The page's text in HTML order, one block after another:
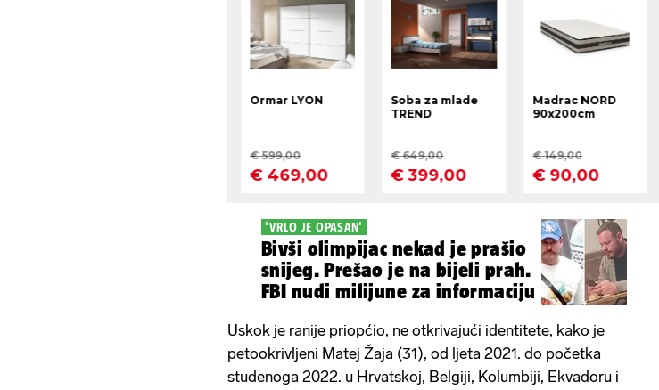
'VRLO JE OPASAN'
Bivši olimpijac nekad je prašio
snijeg. Prešao je na bijeli prah.
FBI nudi milijune za informaciju
Uskok je ranije priopćio, ne otkrivajući identitete, kako je
petookrivljeni Matej Žaja (31), od ljeta 2021. do početka
studenoga 2022. u Hrvatskoj, Belgiji, Kolumbiji, Ekvadoru i